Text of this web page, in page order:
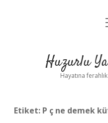
Huzurlu
Hayatına
Etiket: P ç ne demek